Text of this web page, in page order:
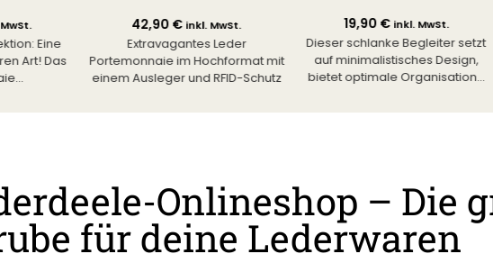
Eine
Art! Das
42,90 € inkl. MwSt.
Extravagantes Leder
Portemonnaie im Hochformat mit
einem Ausleger und RFID-Schutz
19,90 € inkl. MwSt.
Dieser schlanke Begleiter setzt
auf minimalistisches Design,
bietet optimale Organisation...
Onlineshop – Die
für deine Lederwaren